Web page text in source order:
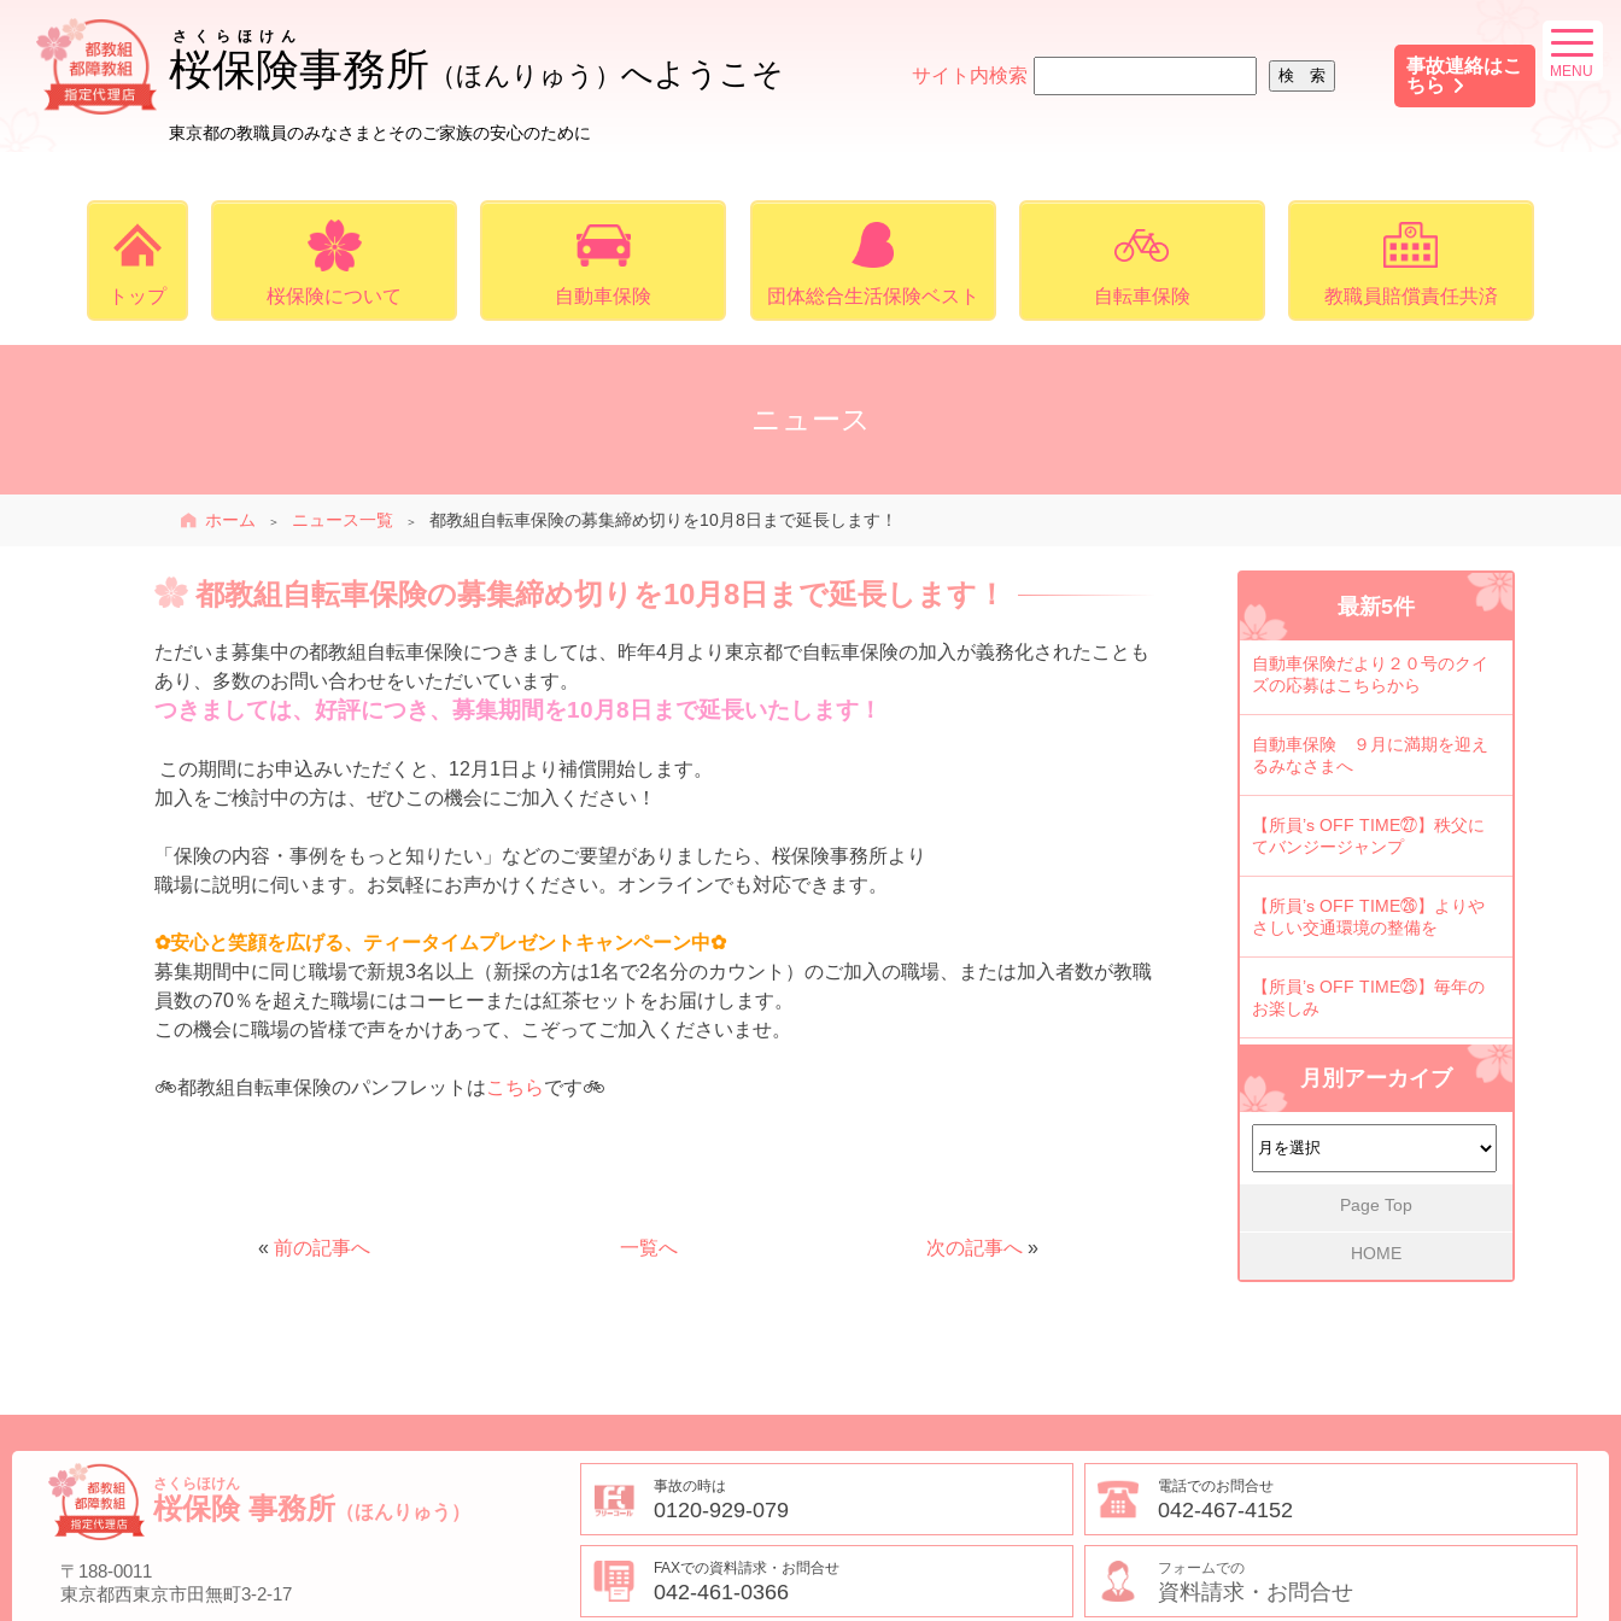
桜保険
さくらほけん
事務所 （ほんりゅう） へようこそ
東京都の教職員のみなさまとそのご家族の安心のために
サイト内検索
事故連絡はこ
ちら
トップ 桜保険について 自動車保険 団体総合生活保険ベスト 自転車保険 教職員賠償責任共済
ニュース
ホーム ニュース一覧 都教組自転車保険の募集締め切りを10月8日まで延長します！
都教組自転車保険の募集締め切りを10月8日まで延長します！
ただいま募集中の都教組自転車保険につきましては、昨年4月より東京都で自転車保険の加入が義務化されたことも
あり、多数のお問い合わせをいただいています。
つきましては、好評につき、募集期間を10月8日まで延長いたします！
この期間にお申込みいただくと、12月1日より補償開始します。
加入をご検討中の方は、ぜひこの機会にご加入ください！
「保険の内容・事例をもっと知りたい」などのご要望がありましたら、桜保険事務所より
職場に説明に伺います。お気軽にお声かけください。オンラインでも対応できます。
✿安心と笑顔を広げる、ティータイムプレゼントキャンペーン中✿
募集期間中に同じ職場で新規3名以上（新採の方は1名で2名分のカウント）のご加入の職場、または加入者数が教職
員数の70％を超えた職場にはコーヒーまたは紅茶セットをお届けします。
この機会に職場の皆様で声をかけあって、こぞってご加入くださいませ。
🚲都教組自転車保険のパンフレットはこちらです🚲
« 前の記事へ 一覧へ 次の記事へ »
最新5件
自動車保険だより２０号のクイ
ズの応募はこちらから
自動車保険 ９月に満期を迎え
るみなさまへ
【所員’s OFF TIME㉗】秩父に
てバンジージャンプ
【所員’s OFF TIME㉖】よりや
さしい交通環境の整備を
【所員’s OFF TIME㉕】毎年の
お楽しみ
月別アーカイブ
Page Top
HOME
桜保険
さくらほけん
事務所 （ほんりゅう）
〒188-0011
東京都西東京市田無町3-2-17
事故の時は
0120-929-079
電話でのお問合せ
042-467-4152
FAXでの資料請求・お問合せ
042-461-0366
フォームでの
資料請求・お問合せ